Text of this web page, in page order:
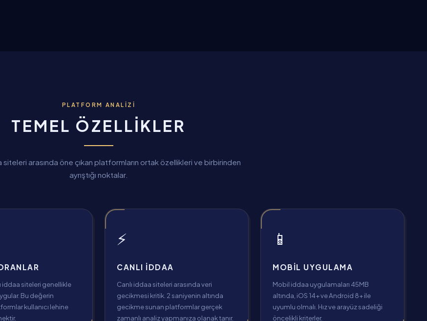
PLATFORM ANALIZI
TEMEL ÖZELLIKLER
siteleri arasında öne çıkan platformların ortak özellikleri ve birbirinden
ayrıştığı noktalar.
iddaa siteleri genellikle
Bu değerin
kullanıcı lehine
⚡
CANLI İDDAA
Canlı iddaa siteleri arasında veri
gecikmesi kritik. 2 saniyenin altında
gecikme sunan platformlar gerçek
zamanlı analiz yapmanıza olanak tanır.
📱
MOBIL UYGULAMA
Mobil iddaa uygulamaları 45MB
altında, iOS 14+ ve Android 8+ ile
uyumlu olmalı. Hız ve arayüz sadeliği
öncelikli kriterler.